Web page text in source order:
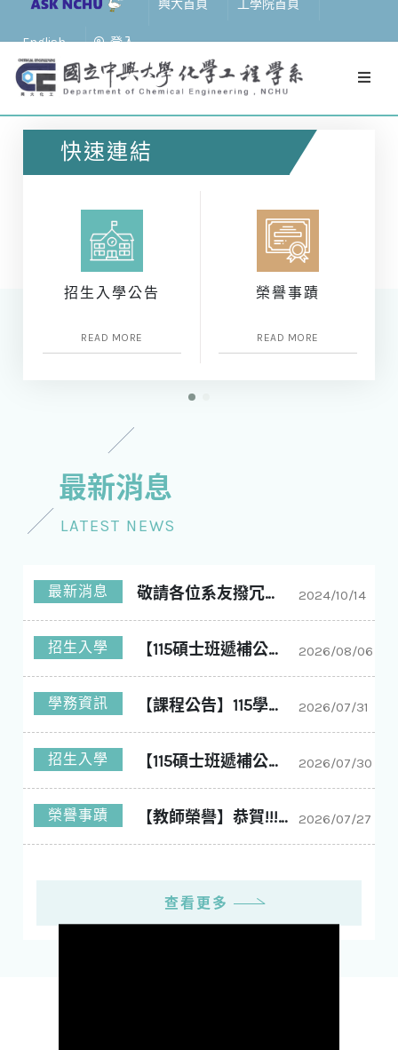
興大首頁 工學院首頁
English 登入
快速連結
招生入學公告
READ MORE
榮譽事蹟
READ MORE
最新消息
LATEST NEWS
最新消息 敬請各位系友撥冗回答問卷 2024/10/14
招生入學 【115碩士班遞補公告】國立中興大學化學工程學系碩士班115學年度入學第11梯次遞補公告 2026/08/06
學務資訊 【課程公告】115學年度1學期 大課表 2026/07/31
招生入學 【115碩士班遞補公告】國立中興大學化學工程學系碩士班115學年度入學第10梯次遞補公告 2026/07/30
榮譽事蹟 【教師榮譽】恭賀!!!林玠廷老師 榮獲工學院114學年度優良導師!!! 2026/07/27
查看更多